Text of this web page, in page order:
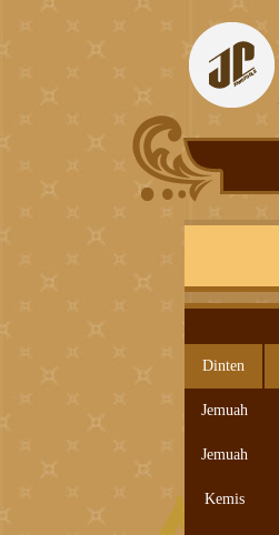
Dinten
Jemuah
Jemuah
Kemis